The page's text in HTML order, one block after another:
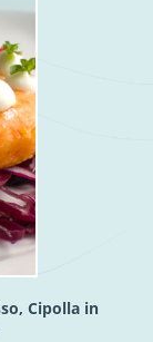
Cipolla in